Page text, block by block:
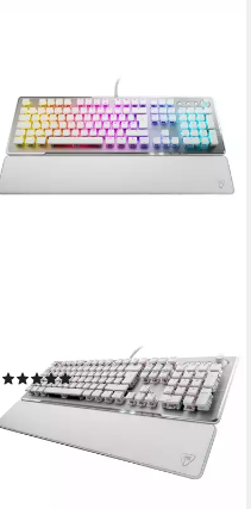
Tastatur (Linear)
(10)
ab 131,93 € UVP159,99 €
12,05 €
mtl. in 12 Raten
lieferbar - in 3-4 Werktagen bei dir